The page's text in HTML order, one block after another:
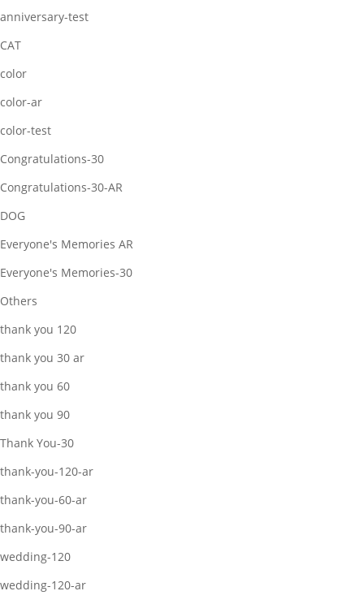
anniversary-test
CAT
color
color-ar
color-test
Congratulations-30
Congratulations-30-AR
DOG
Everyone's Memories AR
Everyone's Memories-30
Others
thank you 120
thank you 30 ar
thank you 60
thank you 90
Thank You-30
thank-you-120-ar
thank-you-60-ar
thank-you-90-ar
wedding-120
wedding-120-ar